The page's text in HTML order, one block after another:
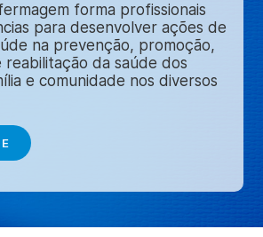
forma profissionais
para desenvolver ações de
na prevenção, promoção,
da saúde dos
e comunidade nos diversos